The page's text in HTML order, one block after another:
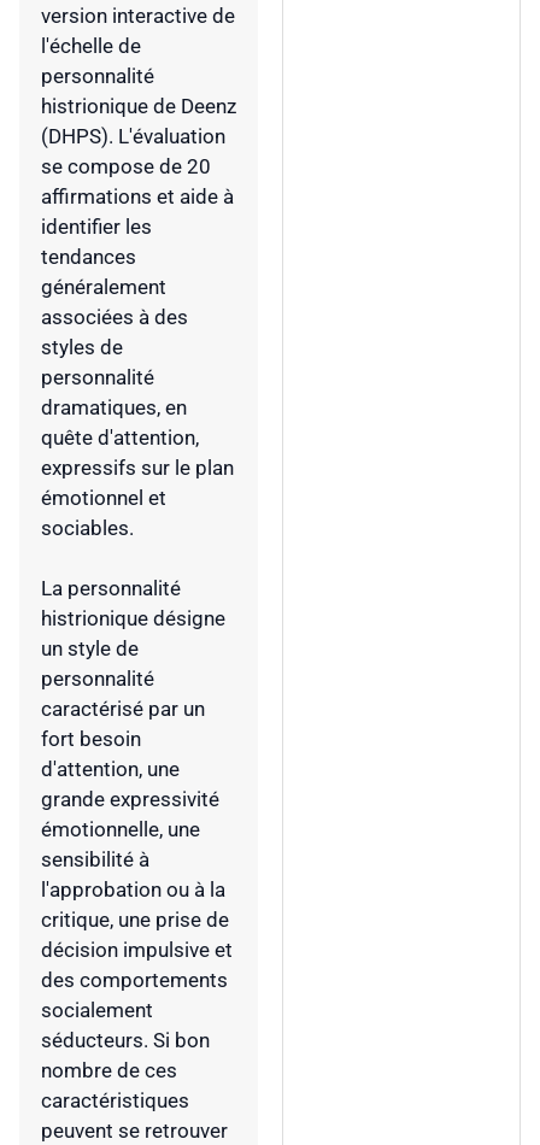
version interactive de
l'échelle de
personnalité
histrionique de Deenz
(DHPS). L'évaluation
se compose de 20
affirmations et aide à
identifier les
tendances
généralement
associées à des
styles de
personnalité
dramatiques, en
quête d'attention,
expressifs sur le plan
émotionnel et
sociables.
La personnalité
histrionique désigne
un style de
personnalité
caractérisé par un
fort besoin
d'attention, une
grande expressivité
émotionnelle, une
sensibilité à
l'approbation ou à la
critique, une prise de
décision impulsive et
des comportements
socialement
séducteurs. Si bon
nombre de ces
caractéristiques
peuvent se retrouver